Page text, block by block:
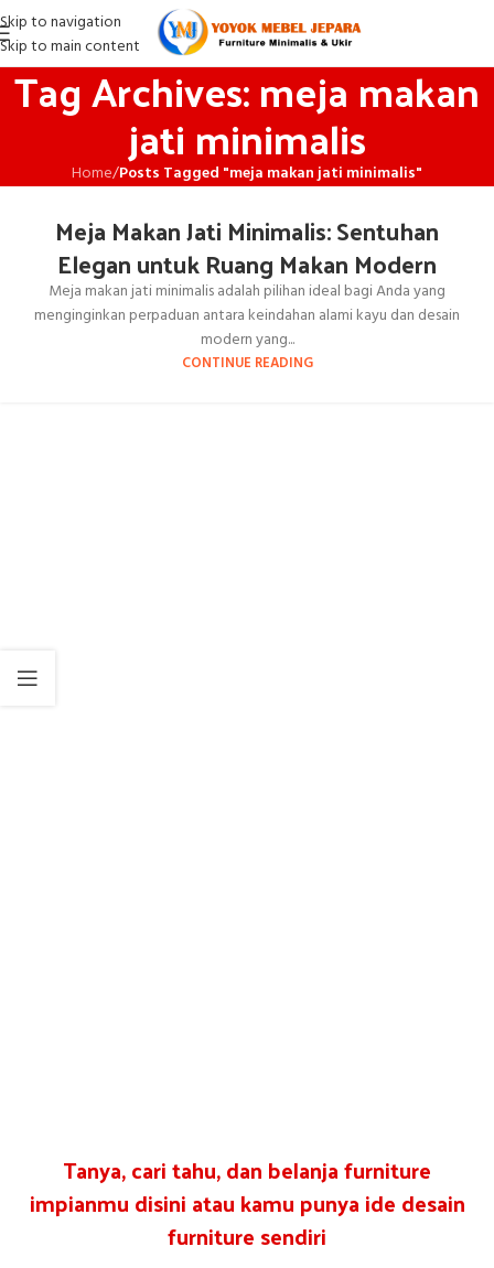
Skip to navigation
Skip to main content
Tag Archives: meja makan
jati minimalis
Home/Posts Tagged "meja makan jati minimalis"
Meja Makan Jati Minimalis: Sentuhan
Elegan untuk Ruang Makan Modern
Meja makan jati minimalis adalah pilihan ideal bagi Anda yang
menginginkan perpaduan antara keindahan alami kayu dan desain
modern yang...
CONTINUE READING
Tanya, cari tahu, dan belanja furniture
impianmu disini atau kamu punya ide desain
furniture sendiri